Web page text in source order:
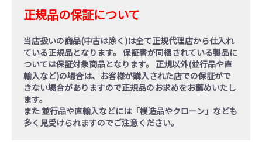
正規品の保証について
当店扱いの商品(中古は除く)は全て正規代理店から仕入れ
ている正規品となります。 保証書が同梱されている製品に
ついては保証対象商品となります。 正規以外(並行品や直
輸入など)の場合は、お客様が購入された店での保証がで
きない場合がありますので正規品のお求めをお薦めいたし
ます。
また 並行品や直輸入などには「模造品やクローン」なども
多く見受けられますのでご注意ください。